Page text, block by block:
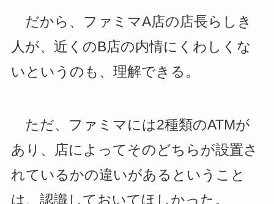
だから、ファミマA店の店長らしき
人が、近くのB店の内情にくわしくな
いというのも、理解できる。
ただ、ファミマには2種類のATMが
あり、店によってそのどちらが設置さ
れているかの違いがあるということ
は、認識しておいてほしかった。